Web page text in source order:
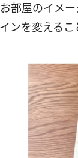
部屋のイメ
ンを変えるこ